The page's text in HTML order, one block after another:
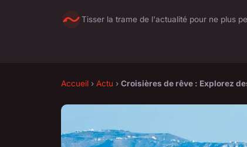
Tisser la trame de l'actualité pour ne plus
Accueil › Actu › Croisières de rêve : Explorez